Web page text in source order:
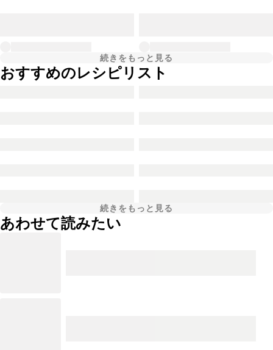
続きをもっと見る
おすすめのレシピリスト
続きをもっと見る
あわせて読みたい